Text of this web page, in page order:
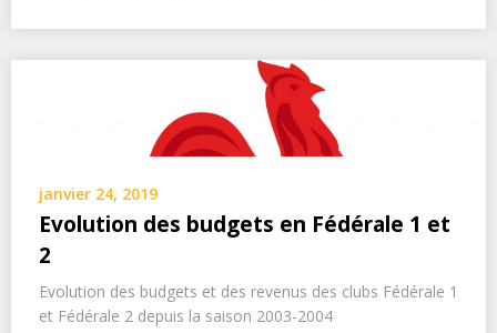
janvier 24, 2019
Evolution des budgets en Fédérale 1 et
2
Evolution des budgets et des revenus des clubs Fédérale 1
et Fédérale 2 depuis la saison 2003-2004